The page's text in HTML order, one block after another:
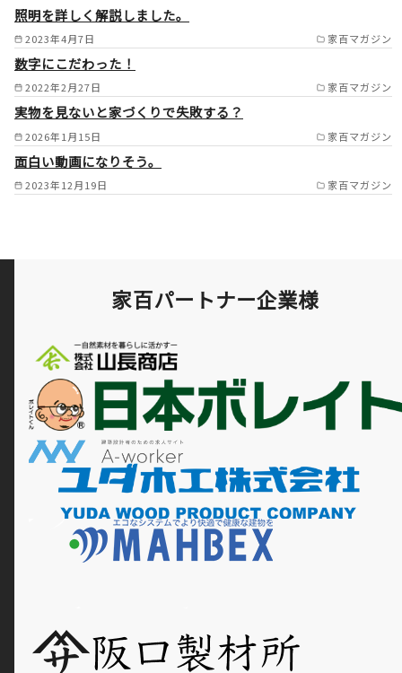
岡山県備前市/岡山県瀬戸内市
/
2023年4月7日 家百マガジン
照明を詳しく解説しました。
2022年2月27日 家百マガジン
数字にこだわった！
2026年1月15日 家百マガジン
実物を見ないと家づくりで失敗する？
2023年12月19日 家百マガジン
面白い動画になりそう。
家百パートナー企業様